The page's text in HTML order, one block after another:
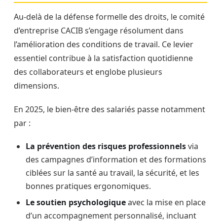
Au-delà de la défense formelle des droits, le comité
d’entreprise CACIB s’engage résolument dans
l’amélioration des conditions de travail. Ce levier
essentiel contribue à la satisfaction quotidienne
des collaborateurs et englobe plusieurs
dimensions.
En 2025, le bien-être des salariés passe notamment
par :
La prévention des risques professionnelsvia
des campagnes d’information et des formations
ciblées sur la santé au travail, la sécurité, et les
bonnes pratiques ergonomiques.
Le soutien psychologiqueavec la mise en place
d’un accompagnement personnalisé, incluant